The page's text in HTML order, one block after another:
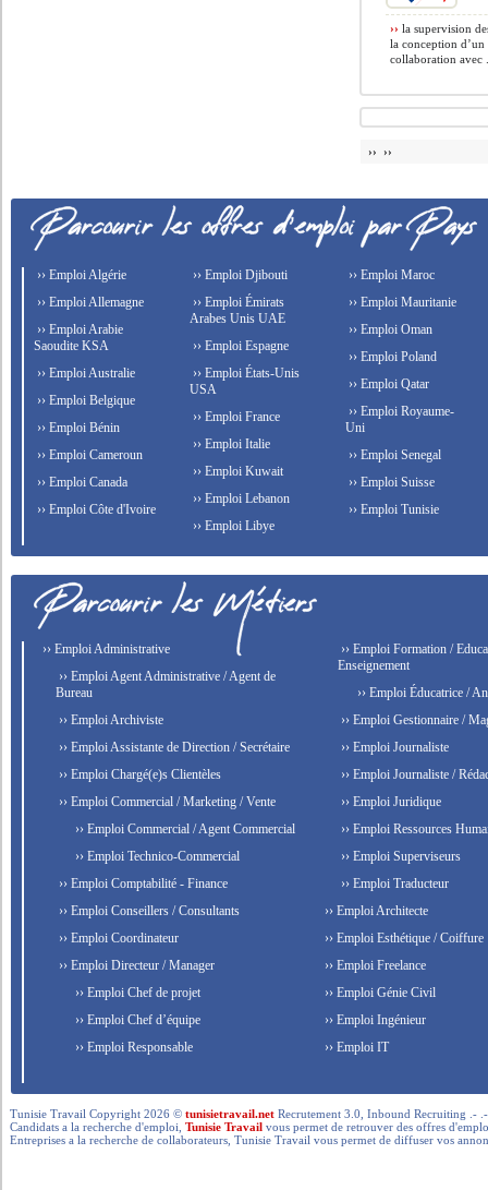
›› la supervision
la conception d’un
collaboration avec
›› ››
›› Emploi Algérie
›› Emploi Allemagne
›› Emploi Arabie
Saoudite KSA
›› Emploi Australie
›› Emploi Belgique
›› Emploi Bénin
›› Emploi Cameroun
›› Emploi Canada
›› Emploi Côte d'Ivoire
›› Emploi Djibouti
›› Emploi Émirats
Arabes Unis UAE
›› Emploi Espagne
›› Emploi États-Unis
USA
›› Emploi France
›› Emploi Italie
›› Emploi Kuwait
›› Emploi Lebanon
›› Emploi Libye
›› Emploi Maroc
›› Emploi Mauritanie
›› Emploi Oman
›› Emploi Poland
›› Emploi Qatar
›› Emploi Royaume-
Uni
›› Emploi Senegal
›› Emploi Suisse
›› Emploi Tunisie
›› Emploi Administrative
›› Emploi Agent Administrative / Agent de
Bureau
›› Emploi Archiviste
›› Emploi Assistante de Direction / Secrétaire
›› Emploi Chargé(e)s Clientèles
›› Emploi Commercial / Marketing / Vente
›› Emploi Commercial / Agent Commercial
›› Emploi Technico-Commercial
›› Emploi Comptabilité - Finance
›› Emploi Conseillers / Consultants
›› Emploi Coordinateur
›› Emploi Directeur / Manager
›› Emploi Chef de projet
›› Emploi Chef d’équipe
›› Emploi Responsable
›› Emploi Formation /
Enseignement
›› Emploi Éducatrice /
›› Emploi Gestionnaire /
›› Emploi Journaliste
›› Emploi Journaliste /
›› Emploi Juridique
›› Emploi Ressources
›› Emploi Superviseurs
›› Emploi Traducteur
›› Emploi Architecte
›› Emploi Esthétique / Coiffure
›› Emploi Freelance
›› Emploi Génie Civil
›› Emploi Ingénieur
›› Emploi IT
Tunisie Travail Copyright 2026 ©tunisietravail.net Recrutement 3.0, Inbound Recruiting .-
Candidats a la recherche d'emploi,Tunisie Travail vous permet de retrouver des offres
Entreprises a la recherche de collaborateurs, Tunisie Travail vous permet de diffuser vos